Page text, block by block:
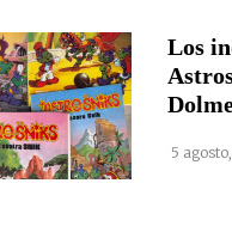
Los
5